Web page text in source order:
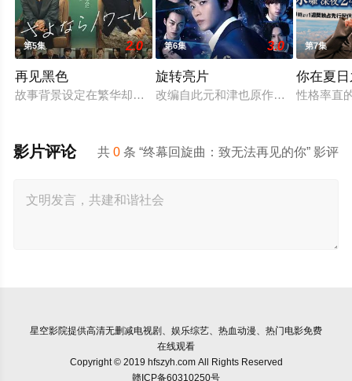
第5集 2.0
再见黑色
故事背景设定在繁华却复杂的东京池袋地区。西池袋警署新设立
第6集 3.0
旋转亮片
改编自此元和津也原作同名漫画。不
第7集
你在夏
性格率直
共0 条 “终幕回旋曲：致无法再见的你” 影评
影片评论
星空影院提供高清无删减电视剧、娱乐综艺、热血动漫、热门电影免费
在线观看
Copyright © 2019 hfszyh.com All Rights Reserved
赣ICP备60310250号